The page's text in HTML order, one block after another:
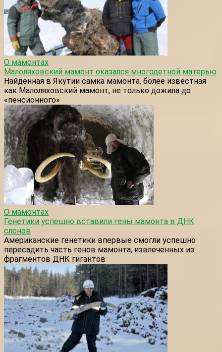
О мамонтах
Малоляховский мамонт оказался многодетной матерью
Найденная в Якутии самка мамонта, более известная
как Малоляховский мамонт, не только дожила до
«пенсионного»
О мамонтах
Генетики успешно вставили гены мамонта в ДНК
слонов
Американские генетики впервые смогли успешно
пересадить часть генов мамонта, извлеченных из
фрагментов ДНК гигантов